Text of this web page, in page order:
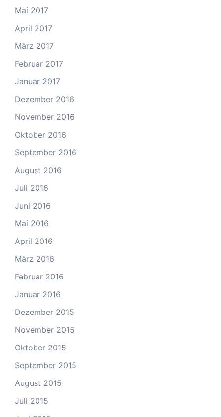
Mai 2017
April 2017
März 2017
Februar 2017
Januar 2017
Dezember 2016
November 2016
Oktober 2016
September 2016
August 2016
Juli 2016
Juni 2016
Mai 2016
April 2016
März 2016
Februar 2016
Januar 2016
Dezember 2015
November 2015
Oktober 2015
September 2015
August 2015
Juli 2015